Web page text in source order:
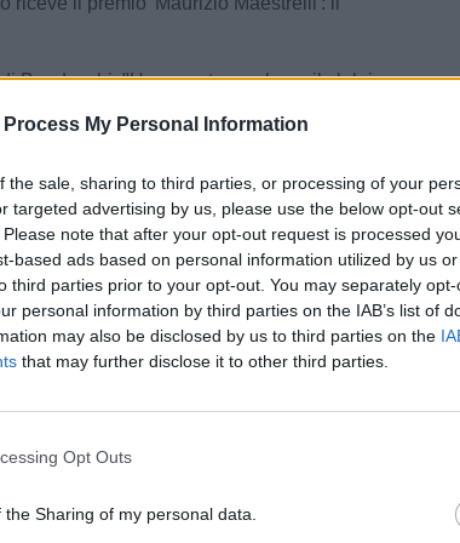
Process My Personal Information
the sale, sharing to third parties, or processing of your
targeted advertising by us, please use the below opt-out
note that after your opt-out request is processed
based ads based on personal information utilized by us
third parties prior to your opt-out. You may separately
personal information by third parties on the IAB’s list of
may also be disclosed by us to third parties on the
that may further disclose it to other third parties.
Opt Outs
Sharing of my personal data.
Bandecchi: "Ho provato a salvare il club in